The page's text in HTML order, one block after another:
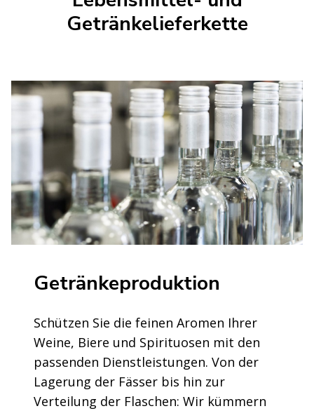
Getränkelieferkette
Getränkeproduktion
Schützen Sie die feinen Aromen Ihrer
Weine, Biere und Spirituosen mit den
passenden Dienstleistungen. Von der
Lagerung der Fässer bis hin zur
Verteilung der Flaschen: Wir kümmern